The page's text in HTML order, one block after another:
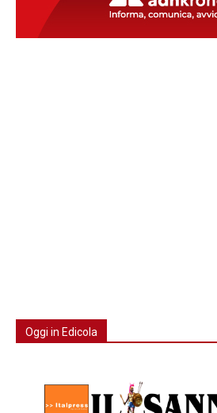
Oggi in Edicola